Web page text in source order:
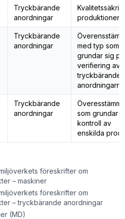
Tryckbärande
anordningar
produktionen
Tryckbärande
anordningar
med typ som
grundar sig på
verifiering av
tryckbärande
anordningarna
Tryckbärande
anordningar
som grundar
kontroll av
enskilda
föreskrifter om
– maskiner
föreskrifter om
– tryckbärande anordningar
(MD)